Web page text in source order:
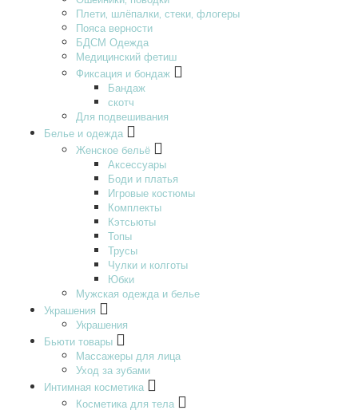
Плети‚ шлёпалки‚ стеки‚ флогеры
Пояса верности
БДСМ Одежда
Медицинский фетиш
Фиксация и бондаж
Бандаж
скотч
Для подвешивания
Белье и одежда
Женское бельё
Аксессуары
Боди и платья
Игровые костюмы
Комплекты
Кэтсьюты
Топы
Трусы
Чулки и колготы
Юбки
Мужская одежда и белье
Украшения
Украшения
Бьюти товары
Массажеры для лица
Уход за зубами
Интимная косметика
Косметика для тела